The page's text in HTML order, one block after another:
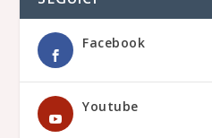
Facebook
Youtube